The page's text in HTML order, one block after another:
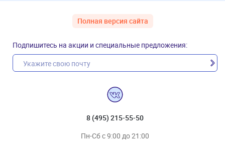
Полная версия сайта
Подпишитесь на акции и специальные предложения:
8 (495) 215-55-50
Пн-Сб с 9:00 до 21:00